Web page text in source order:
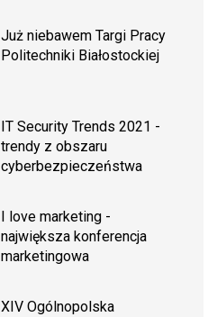
Już niebawem Targi Pracy
Politechniki Białostockiej
IT Security Trends 2021 -
trendy z obszaru
cyberbezpieczeństwa
I love marketing -
największa konferencja
marketingowa
XIV Ogólnopolska